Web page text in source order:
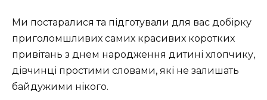
Ми постаралися та підготували для вас добірку
приголомшливих самих красивих коротких
привітань з днем народження дитині хлопчику,
дівчинці простими словами, які не залишать
байдужими нікого.